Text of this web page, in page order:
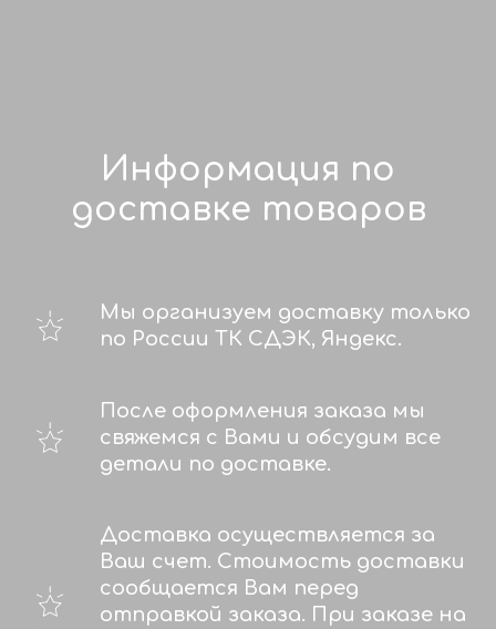
Информация по
доставке товаров
Мы организуем доставку только
по России ТК СДЭК, Яндекс.
После оформления заказа мы
свяжемся с Вами и обсудим все
детали по доставке.
Доставка осуществляется за
Ваш счет. Стоимость доставки
сообщается Вам перед
отправкой заказа. При заказе на